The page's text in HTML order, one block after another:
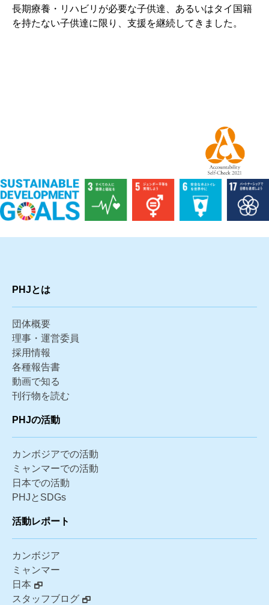
長期療養・リハビリが必要な子供達、あるいはタイ国籍
を持たない子供達に限り、支援を継続してきました。
PHJとは
団体概要
理事・運営委員
採用情報
各種報告書
動画で知る
刊行物を読む
PHJの活動
カンボジアでの活動
ミャンマーでの活動
日本での活動
PHJとSDGs
活動レポート
カンボジア
ミャンマー
日本
スタッフブログ